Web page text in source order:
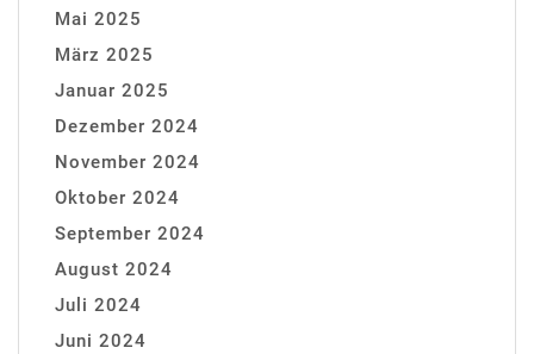
Mai 2025
März 2025
Januar 2025
Dezember 2024
November 2024
Oktober 2024
September 2024
August 2024
Juli 2024
Juni 2024